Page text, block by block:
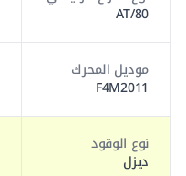
AT/80
موديل المحرك
F4M2011
نوع الوقود
ديزل